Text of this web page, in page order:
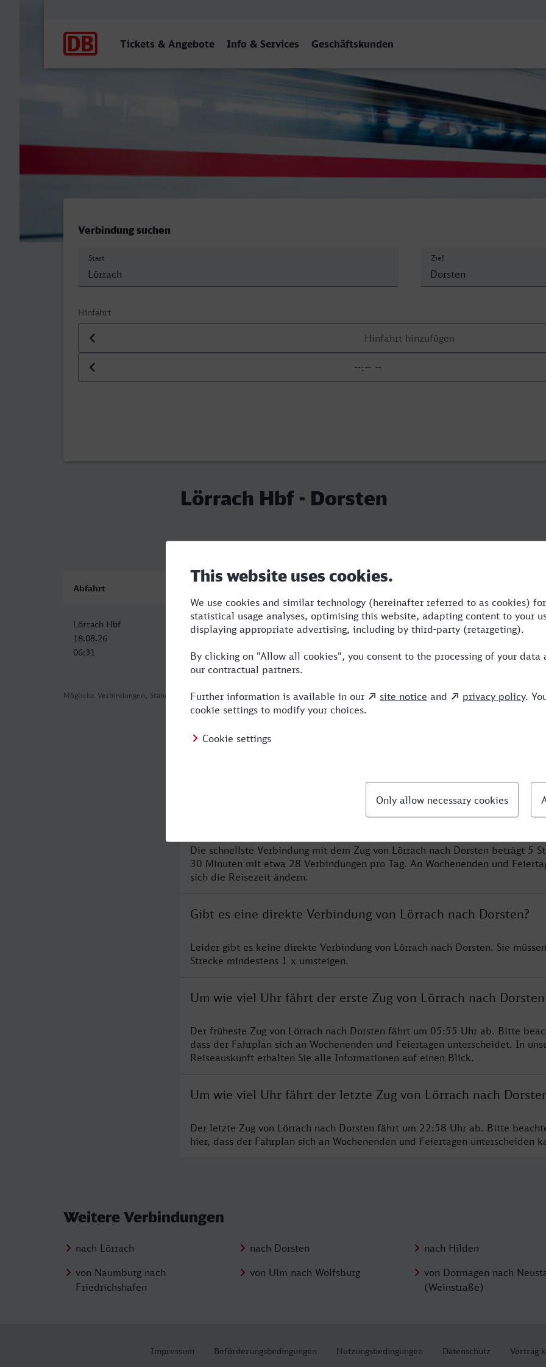
Tickets & Angebote Info & Services Geschäftskunden
Verbindung suchen
Start Ziel
Hinfahrt
Datum der Hinfahrt
Uhrzeit der Hinfahrt
Lörrach Hbf - Dorsten
Mögliche Verbindungen, Stand: 2026-08-04 00:54
Abfahrt
Lörrach Hbf
18.08.26
06:31
Dorsten
18.08.26
12:01
5:30 SBB,RRB,ECE,ICE
Was ist die schnellste Verbindung von Lörrach nach Dorsten?
Die schnellste Verbindung mit dem Zug von Lörrach nach Dorsten beträgt 5
30 Minuten mit etwa 28 Verbindungen pro Tag. An Wochenenden und
sich die Reisezeit ändern.
Gibt es eine direkte Verbindung von Lörrach nach Dorsten?
Leider gibt es keine direkte Verbindung von Lörrach nach Dorsten. Sie
Strecke mindestens 1 x umsteigen.
Um wie viel Uhr fährt der erste Zug von Lörrach nach
Der früheste Zug von Lörrach nach Dorsten fährt um 05:55 Uhr ab. Bitte
dass der Fahrplan sich an Wochenenden und Feiertagen unterscheidet. In
Reiseauskunft erhalten Sie alle Informationen auf einen Blick.
Um wie viel Uhr fährt der letzte Zug von Lörrach nach
Der letzte Zug von Lörrach nach Dorsten fährt um 22:58 Uhr ab. Bitte
hier, dass der Fahrplan sich an Wochenenden und Feiertagen unterscheiden
Weitere Verbindungen
nach Lörrach nach Dorsten nach Hilden
von Naumburg nach
Friedrichshafen
von Ulm nach Wolfsburg
von Dormagen nach
(Weinstraße)
Impressum Beförderungsbedingungen Nutzungsbedingungen Datenschutz Vertrag